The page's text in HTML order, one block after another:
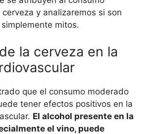
y analizaremos si son
mitos.
la cerveza en la
que el consumo moderado
tener efectos positivos en la
El alcohol presente en la
el vino, puede